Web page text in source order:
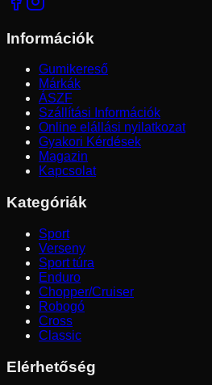
Információk
Gumikereső
Márkák
ÁSZF
Szállítási Információk
Online elállási nyilatkozat
Gyakori Kérdések
Magazin
Kapcsolat
Kategóriák
Sport
Verseny
Sport túra
Enduro
Chopper/Cruiser
Robogó
Cross
Classic
Elérhetőség